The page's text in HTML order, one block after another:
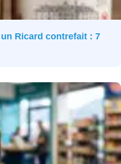
Ricard contrefait : 7